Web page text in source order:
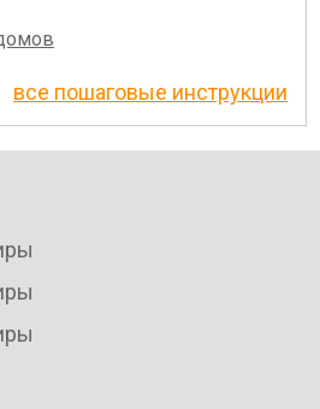
все пошаговые инструкции